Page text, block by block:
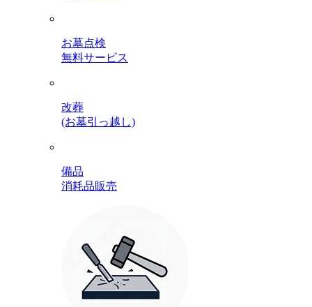
お墓点検
無料サービス
改葬
(お墓引っ越し)
備品
消耗品販売